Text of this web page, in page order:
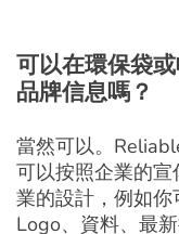
可以在環保袋或
品牌信息嗎？
當然可以。
可以按照企業的
業的設計，例如
Logo、資料、最